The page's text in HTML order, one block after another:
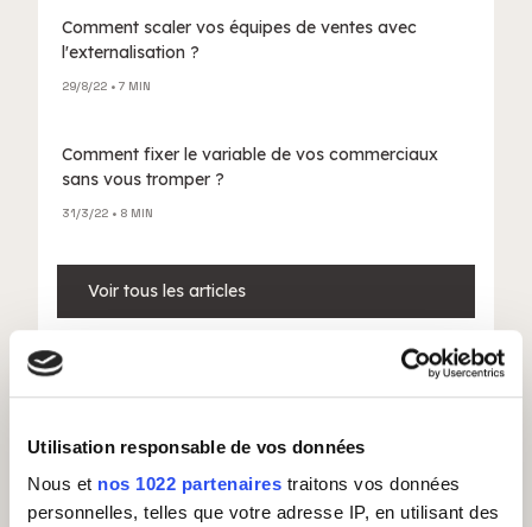
Utilisation responsable de vos données
Nous et nos 1022 partenaires traitons vos données
personnelles, telles que votre adresse IP, en utilisant des
Comment scaler vos équipes de ventes avec
l'externalisation ?
29/8/22 • 7 MIN
Comment fixer le variable de vos commerciaux
sans vous tromper ?
31/3/22 • 8 MIN
Voir tous les articles